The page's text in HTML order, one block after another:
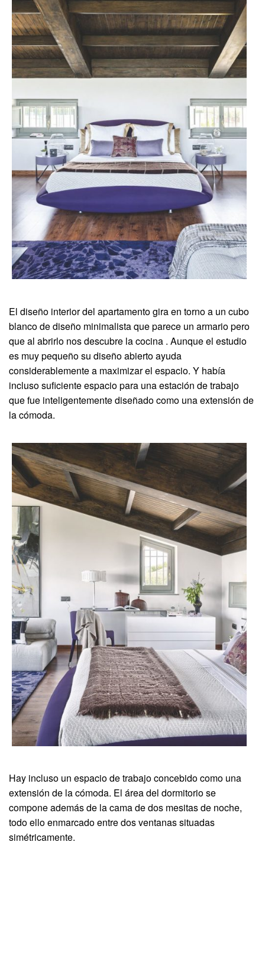
El diseño interior del apartamento gira en torno a un cubo
blanco de diseño minimalista que parece un armario pero
que al abrirlo nos descubre la cocina . Aunque el estudio
es muy pequeño su diseño abierto ayuda
considerablemente a maximizar el espacio. Y había
incluso suficiente espacio para una estación de trabajo
que fue inteligentemente diseñado como una extensión de
la cómoda.
Hay incluso un espacio de trabajo concebido como una
extensión de la cómoda. El área del dormitorio se
compone además de la cama de dos mesitas de noche,
todo ello enmarcado entre dos ventanas situadas
simétricamente.